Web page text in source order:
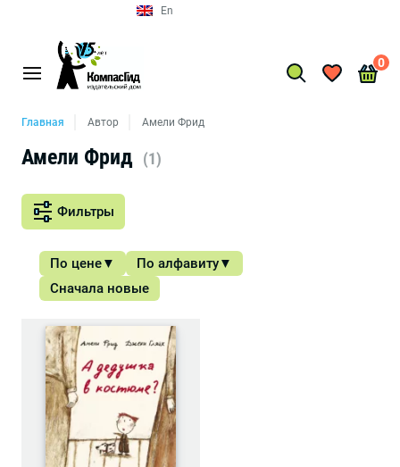
Главная Автор Амели Фрид
Амели Фрид (1)
Фильтры
По цене
По алфавиту
Сначала новые
En
0